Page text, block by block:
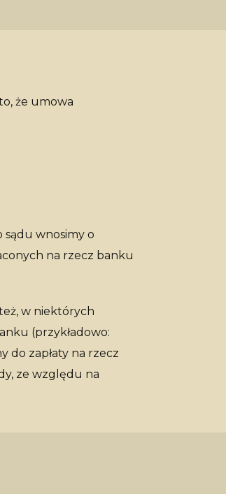
że umowa
wnosimy o
na rzecz banku
w niektórych
(przykładowo:
do zapłaty na rzecz
ze względu na